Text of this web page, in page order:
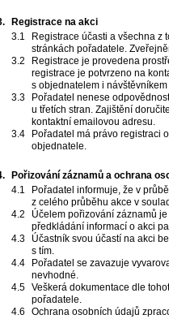
Registrace na akci
Registrace účasti a všechna
stránkách pořadatele.
Registrace je provedena
registrace je potvrzeno na
s objednatelem i
Pořadatel nenese
u třetích stran. Zajištění
kontaktní emailovou adresu.
Pořadatel má právo registraci
objednatele.
Pořizování záznamů a ochrana
Pořadatel informuje, že v
z celého průběhu akce v
Účelem pořizování záznamů
předkládání informací o akci
Účastník svou účastí na akci
s tím.
Pořadatel se zavazuje
nevhodné.
Veškerá dokumentace dle
pořadatele.
Ochrana osobních údajů